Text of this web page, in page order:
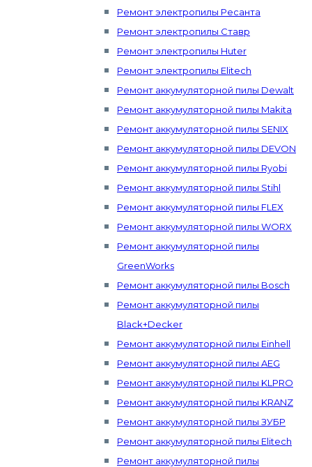
Ремонт электропилы Ресанта
Ремонт электропилы Ставр
Ремонт электропилы Huter
Ремонт электропилы Elitech
Ремонт аккумуляторной пилы Dewalt
Ремонт аккумуляторной пилы Makita
Ремонт аккумуляторной пилы SENIX
Ремонт аккумуляторной пилы DEVON
Ремонт аккумуляторной пилы Ryobi
Ремонт аккумуляторной пилы Stihl
Ремонт аккумуляторной пилы FLEX
Ремонт аккумуляторной пилы WORX
Ремонт аккумуляторной пилы
GreenWorks
Ремонт аккумуляторной пилы Bosch
Ремонт аккумуляторной пилы
Black+Decker
Ремонт аккумуляторной пилы Einhell
Ремонт аккумуляторной пилы AEG
Ремонт аккумуляторной пилы KLPRO
Ремонт аккумуляторной пилы KRANZ
Ремонт аккумуляторной пилы ЗУБР
Ремонт аккумуляторной пилы Elitech
Ремонт аккумуляторной пилы